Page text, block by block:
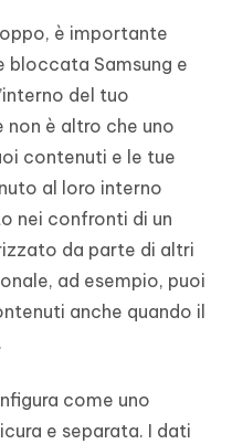
è importante
bloccata Samsung e
del tuo
non è altro che uno
contenuti e le tue
al loro interno
nei confronti di un
da parte di altri
ad esempio, puoi
anche quando il
come uno
e separata. I dati